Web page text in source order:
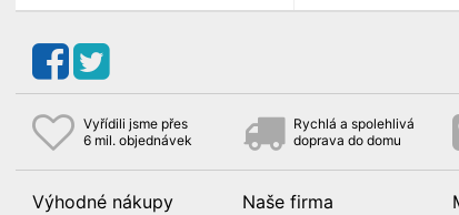
Vyřídili jsme přes
6 mil. objednávek
Rychlá a spolehlivá
doprava do domu
Výhodné nákupy Naše firma